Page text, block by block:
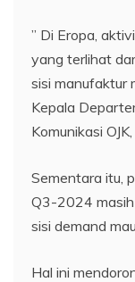
” Di Eropa,
yang terlihat
sisi manufaktur
Kepala
Komunikasi
Sementara itu,
Q3-2024 masih
sisi demand
Hal ini